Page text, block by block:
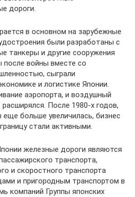
дороги.
в основном на зарубежные
были разработаны с
танкеры и другие сооружения
войны вместе со
сыграли
и логистике Японии.
аэропорта, и воздушный
После 1980-х годов,
больше увеличилась, бизнес
стали активными.
железные дороги являются
транспорта,
и скоростного транспорта
и пригородным транспортом в
компаний Группы японских